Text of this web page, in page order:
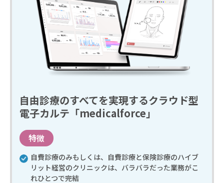
自由診療のすべてを実現するクラウド型
電子カルテ「medicalforce」
特徴
自費診療のみもしくは、自費診療と保険診療のハイブ
リット経営のクリニックは、バラバラだった業務がこ
れひとつで完結